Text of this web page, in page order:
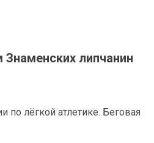
липчанин
по лёгкой атлетике. Беговая